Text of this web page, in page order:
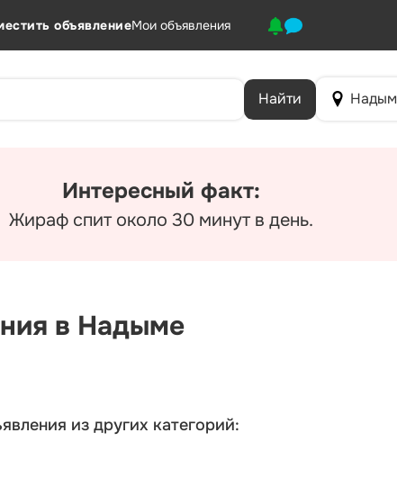
объявлениеМои объявления
Найти Надым
Интересный факт:
Жираф спит около 30 минут в день.
в Надыме
из других категорий: